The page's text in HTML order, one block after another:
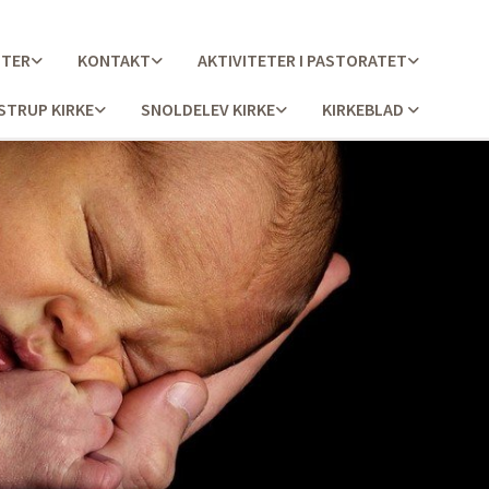
KONTAKT AKTIVITETER I PASTORATET
KIRKE SNOLDELEV KIRKE KIRKEBLAD